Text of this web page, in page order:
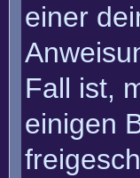
einer
Fall ist,
einigen